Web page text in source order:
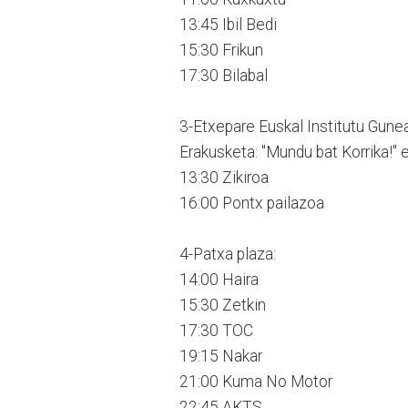
13:45 Ibil Bedi
15:30 Frikun
17:30 Bilabal
3-Etxepare Euskal Institutu
Erakusketa: "Mundu bat Korrika!"
13:30 Zikiroa
16:00 Pontx pailazoa
4-Patxa plaza:
14:00 Haira
15:30 Zetkin
17:30 TOC
19:15 Nakar
21:00 Kuma No Motor